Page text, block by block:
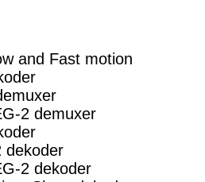
and Fast motion
2 demuxer
dekoder
2 dekoder